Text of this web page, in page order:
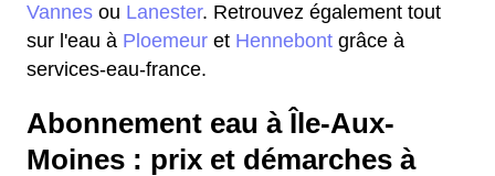
Vannes ou Lanester. Retrouvez également tout
sur l'eau à Ploemeur et Hennebont grâce à
services-eau-france.
Abonnement eau à Île-Aux-
Moines : prix et démarches à